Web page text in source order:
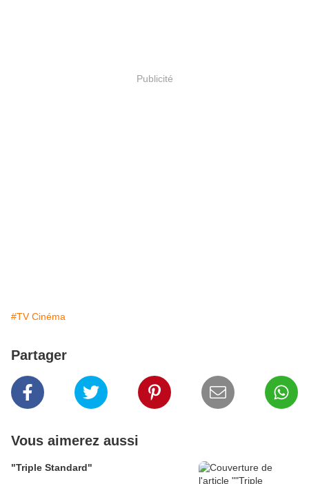
Publicité
#TV Cinéma
Partager
Vous aimerez aussi
"Triple Standard"